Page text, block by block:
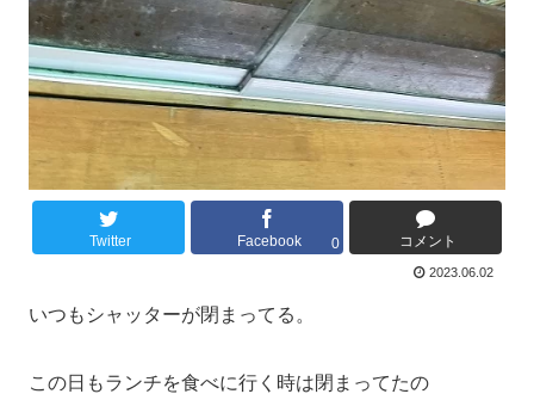
Twitter Facebook 0 コメント
2023.06.02
いつもシャッターが閉まってる。
この日もランチを食べに行く時は閉まってたの